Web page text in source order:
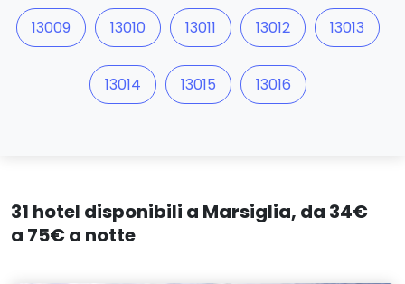
13009 13010 13011 13012 13013
13014 13015 13016
31 hotel disponibili a Marsiglia, da 34€
a 75€ a notte